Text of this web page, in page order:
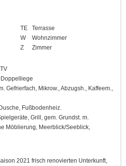
TE
Terrasse
W
Wohnzimmer
Z
Zimmer
Gefrierfach, Mikrow., Abzugsh., Kaffeem.,
Fußbodenheiz.
Grill, gem. Grundst. m.
Möblierung, Meerblick/Seeblick,
2021 frisch renovierten Unterkunft,